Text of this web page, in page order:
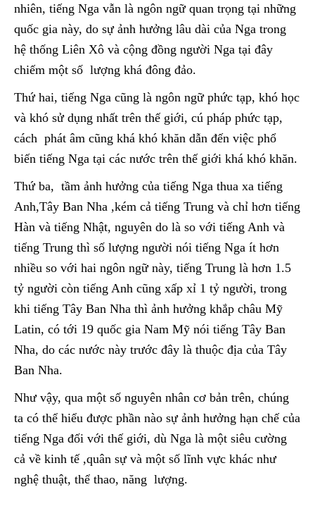
nhiên, tiếng Nga vẫn là ngôn ngữ quan trọng tại những
quốc gia này, do sự ảnh hưởng lâu dài của Nga trong
hệ thống Liên Xô và cộng đồng người Nga tại đây
chiếm một số lượng khá đông đảo.
Thứ hai, tiếng Nga cũng là ngôn ngữ phức tạp, khó học
và khó sử dụng nhất trên thế giới, cú pháp phức tạp,
cách phát âm cũng khá khó khăn dẫn đến việc phổ
biến tiếng Nga tại các nước trên thế giới khá khó khăn.
Thứ ba, tầm ảnh hưởng của tiếng Nga thua xa tiếng
Anh,Tây Ban Nha ,kém cả tiếng Trung và chỉ hơn tiếng
Hàn và tiếng Nhật, nguyên do là so với tiếng Anh và
tiếng Trung thì số lượng người nói tiếng Nga ít hơn
nhiều so với hai ngôn ngữ này, tiếng Trung là hơn 1.5
tỷ người còn tiếng Anh cũng xấp xỉ 1 tỷ người, trong
khi tiếng Tây Ban Nha thì ảnh hưởng khắp châu Mỹ
Latin, có tới 19 quốc gia Nam Mỹ nói tiếng Tây Ban
Nha, do các nước này trước đây là thuộc địa của Tây
Ban Nha.
Như vậy, qua một số nguyên nhân cơ bản trên, chúng
ta có thể hiểu được phần nào sự ảnh hưởng hạn chế của
tiếng Nga đối với thế giới, dù Nga là một siêu cường
cả về kinh tế ,quân sự và một số lĩnh vực khác như
nghệ thuật, thể thao, năng lượng.